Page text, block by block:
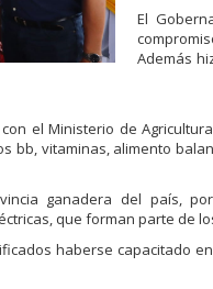
El
Además
el Ministerio de
bb, vitaminas, alimento
ganadera del país,
que forman parte de
haberse capacitado